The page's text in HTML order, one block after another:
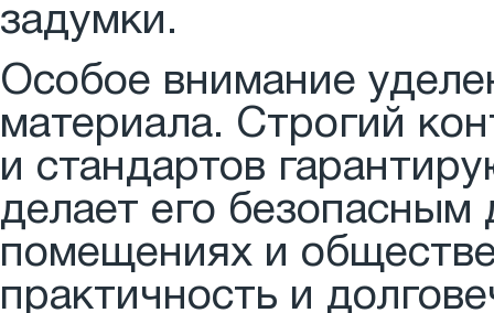
задумки.
Особое внимание
материала. Строгий
и стандартов
делает его
помещениях и
практичность и